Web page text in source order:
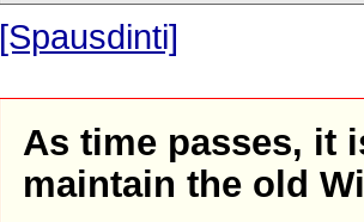
[Spausdinti]
As time passes, it
maintain the old